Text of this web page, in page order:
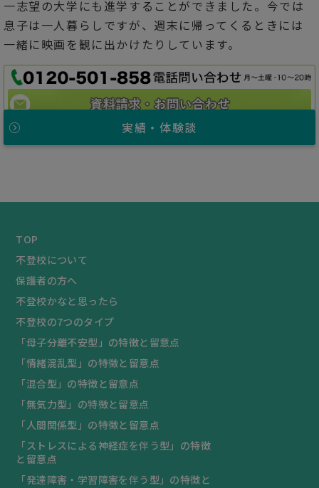
一志望の大学にも進学することができました。今では
息子は一人暮らしですが、週末に帰ってくるときには
一緒に映画を観に出かけたりしています。
実績・体験談
TOP
不登校について
保護者の方へ
不登校かなと思ったら
不登校の7つのタイプ
「母子分離不安型」の特徴と留意点
「情緒混乱型」の特徴と留意点
「混合型」の特徴と留意点
「無気力型」の特徴と留意点
「人間関係型」の特徴と留意点
「ストレスによる神経症を伴う型」の特徴
と留意点
「発達障害・学習障害を伴う型」の特徴と